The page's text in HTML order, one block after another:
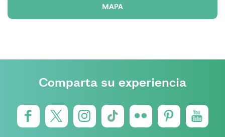
MAPA
Comparta su experiencia